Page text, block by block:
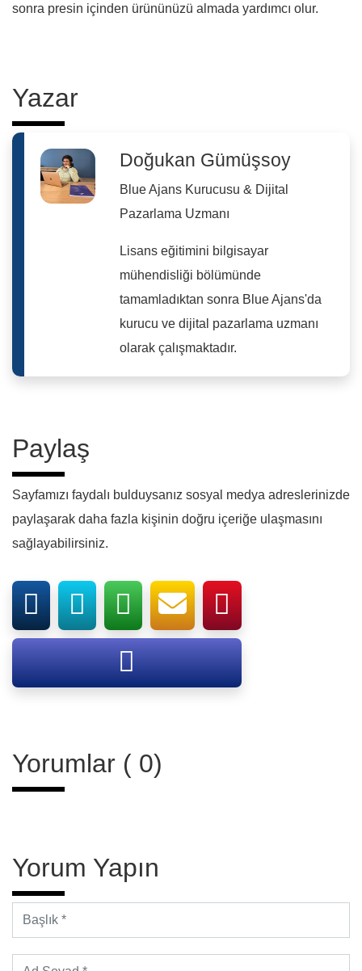
sonra presin içinden ürününüzü almada yardımcı olur.
Yazar
Doğukan Gümüşsoy
Blue Ajans Kurucusu & Dijital
Pazarlama Uzmanı
Lisans eğitimini bilgisayar
mühendisliği bölümünde
tamamladıktan sonra Blue Ajans'da
kurucu ve dijital pazarlama uzmanı
olarak çalışmaktadır.
Paylaş
Sayfamızı faydalı bulduysanız sosyal medya adreslerinizde
paylaşarak daha fazla kişinin doğru içeriğe ulaşmasını
sağlayabilirsiniz.
Yorumlar ( 0)
Yorum Yapın